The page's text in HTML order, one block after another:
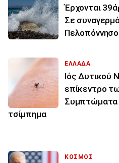
Έρχονται
Σε
ΕΛΛΑΔΑ
Ιός Δυτικού
επίκεντρο
Συμπτώματα
τσίμπημα
ΚΟΣΜΟΣ